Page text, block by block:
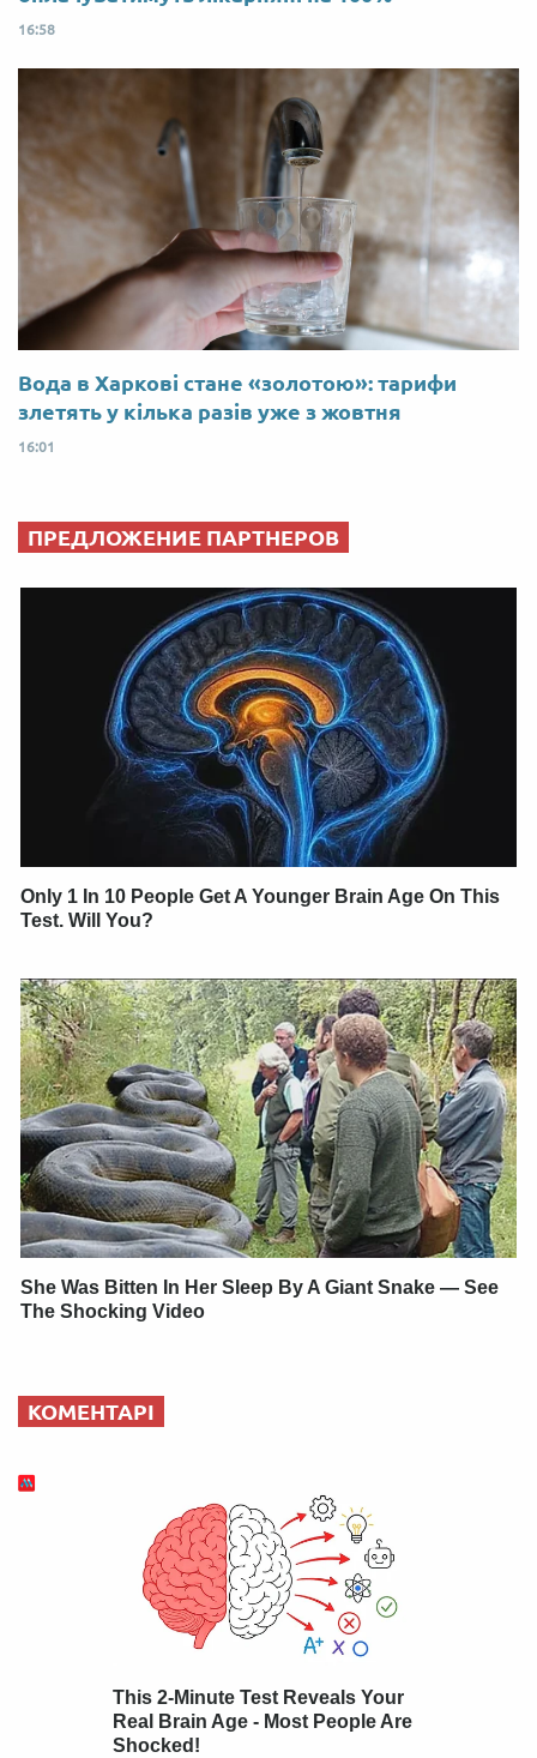
16:58
Вода в Харкові стане «золотою»: тарифи
злетять у кілька разів уже з жовтня
16:01
ПРЕДЛОЖЕНИЕ ПАРТНЕРОВ
Only 1 In 10 People Get A Younger Brain Age On This
Test. Will You?
She Was Bitten In Her Sleep By A Giant Snake — See
The Shocking Video
КОМЕНТАРІ